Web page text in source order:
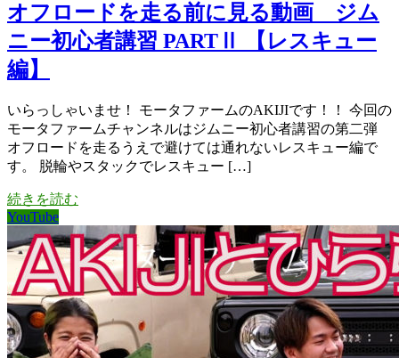
オフロードを走る前に見る動画 ジム
ニー初心者講習 PARTⅡ 【レスキュー
編】
いらっしゃいませ！ モータファームのAKIJIです！！ 今回の
モータファームチャンネルはジムニー初心者講習の第二弾
オフロードを走るうえで避けては通れないレスキュー編で
す。 脱輪やスタックでレスキュー […]
続きを読む
YouTube